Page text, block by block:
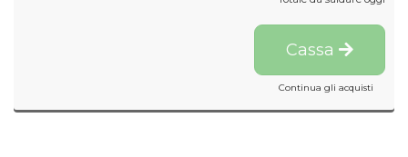
Cassa
Continua gli acquisti